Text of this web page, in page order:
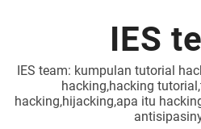
IES
IES team: kumpulan tutorial
hacking,hacking
hacking,hijacking,apa itu